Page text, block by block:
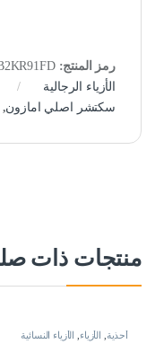
رمز المنتج:
الأزياء الرجالية
سكتشر اصلي امازون,
منتجات ذات
أحذية, الأزياء, الأزياء النسائية